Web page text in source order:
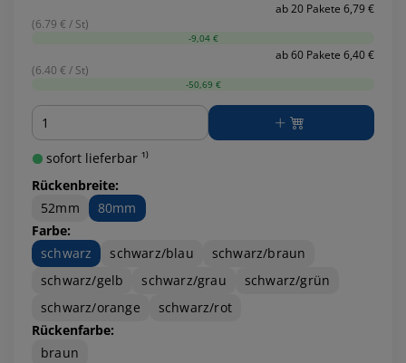
ab 20 Pakete 6,79 €
(6.79 € / St)
-9,04 €
ab 60 Pakete 6,40 €
(6.40 € / St)
-50,69 €
Menge
sofort lieferbar ¹⁾
Rückenbreite:
52mm
80mm
Farbe:
schwarz
schwarz/blau
schwarz/braun
schwarz/gelb
schwarz/grau
schwarz/grün
schwarz/orange
schwarz/rot
Rückenfarbe:
braun